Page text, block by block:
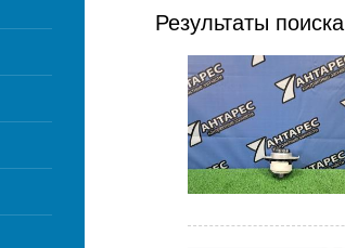
Результаты поиска